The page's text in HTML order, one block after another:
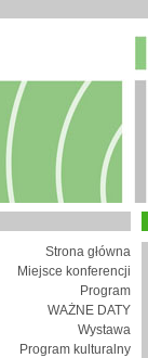
Strona główna
Miejsce konferencji
Program
WAŻNE DATY
Wystawa
Program kulturalny